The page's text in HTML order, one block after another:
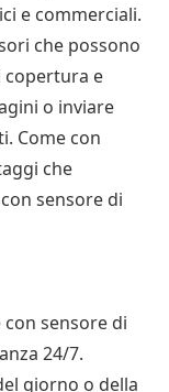
e commerciali.
che possono
copertura e
o inviare
Come con
che
sensore di
con sensore di
24/7.
giorno o della